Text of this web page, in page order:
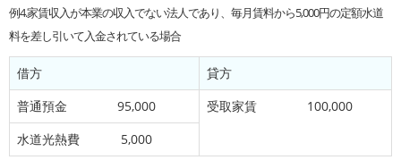
例4.家賃収入が本業の収入でない法人であり、毎月賃料から5,000円の定額水道
料を差し引いて入金されている場合
借方
貸方
普通預金 95,000
受取家賃 100,000
水道光熱費 5,000